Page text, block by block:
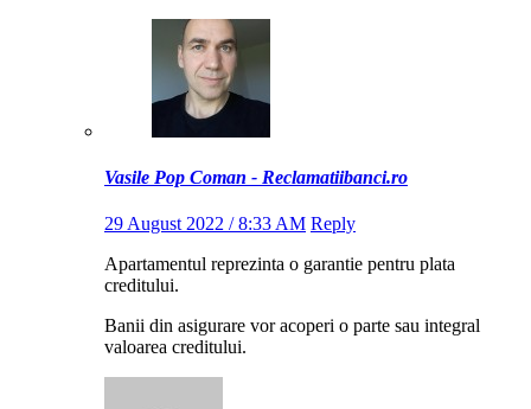
Vasile Pop Coman - Reclamatiibanci.ro
29 August 2022 / 8:33 AM Reply
Apartamentul reprezinta o garantie pentru plata
creditului.
Banii din asigurare vor acoperi o parte sau integral
valoarea creditului.